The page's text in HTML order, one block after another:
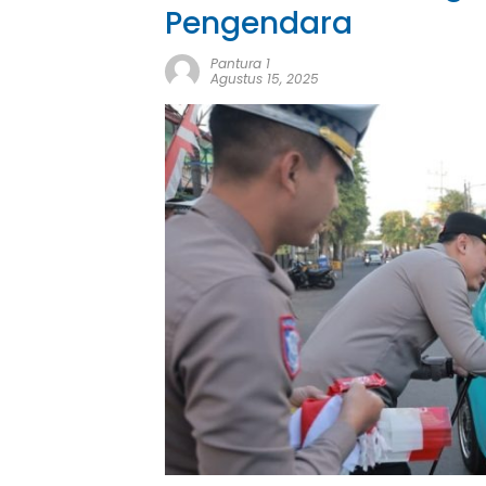
Pengendara
Pantura 1
Agustus 15, 2025